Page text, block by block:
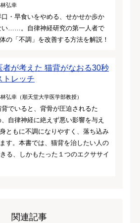
弘幸
口・早食いをやめる、せかせか歩か
い……。自律神経研究の第一人者で
の「不調」を改善する方法を解説！
者が考えた 猫背がなおる30秒
トレッチ
弘幸（順天堂大学医学部教授）
背でいると、背骨が圧迫されるた
、自律神経に絶えず悪い影響を与え
ともに不調になりやすく、落ち込み
す。本書では、猫背を治したい人の
る、しかもたった１つのエクササイ
関連記事